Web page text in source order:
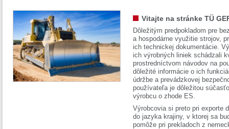
Vitajte na stránke TÜ
Dôležitým predpokladom pre
a hospodárne využitie strojov,
ich technickej dokumentácie.
ich výrobných liniek schádzali
prostredníctvom návodov na
dôležité informácie o ich
údržbe a prevádzkovej
používateľa je dôležitou
výrobcu o zhode ES.
Výrobcovia si preto pri exporte
do jazyka krajiny, v ktorej sa
pomôže pri prekladoch z